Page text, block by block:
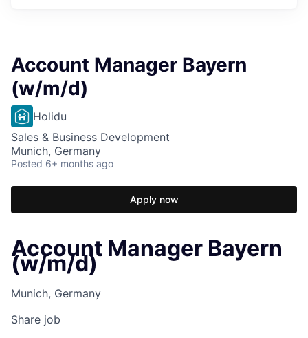
Account Manager Bayern
(w/m/d)
Holidu
Sales & Business Development
Munich, Germany
Posted 6+ months ago
Apply now
Account Manager Bayern
(w/m/d)
Munich, Germany
Share job